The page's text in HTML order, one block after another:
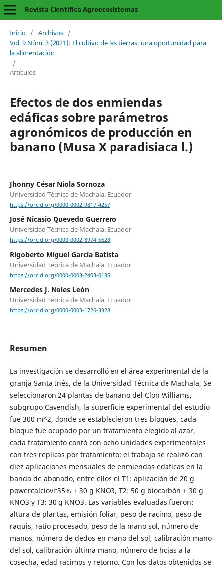
Revista Científica Agroecosistemas
Inicio / Archivos /
Vol. 9 Núm. 3 (2021): El cultivo de las tierras: una oportunidad para
la alimentación
/
Artículos
Efectos de dos enmiendas
edáficas sobre parámetros
agronómicos de producción en
banano (Musa X paradisiaca l.)
Jhonny César Niola Sornoza
Universidad Técnica de Machala. Ecuador
https://orcid.org/0000-0002-9817-4257
José Nicasio Quevedo Guerrero
Universidad Técnica de Machala. Ecuador
https://orcid.org/0000-0002-8974-5628
Rigoberto Miguel García Batista
Universidad Técnica de Machala. Ecuador
https://orcid.org/0000-0003-2403-0135
Mercedes J. Noles León
Universidad Técnica de Machala. Ecuador
https://orcid.org/0000-0003-1726-3328
Resumen
La investigación se desarrolló en el área experimental de la
granja Santa Inés, de la Universidad Técnica de Machala, Se
seleccionaron 24 plantas de banano del Clon Williams,
subgrupo Cavendish, la superficie experimental del estudio
fue 300 m^2, donde se establecieron tres bloques, cada
bloque fue ocupado por un tratamiento elegido al azar,
cada tratamiento contó con ocho unidades experimentales
con tres replicas por tratamiento; el trabajo se realizó con
diez aplicaciones mensuales de enmiendas edáficas en la
banda de abonado, entre ellos el T1: aplicación de 20 g
powercalciovit35% + 30 g KNO3, T2: 50 g biocarbón + 30 g
KNO3 y T3: 30 g KNO3. Las variables evaluadas fueron:
altura de plantas, emisión foliar, peso de racimo, peso de
raquis, ratio procesado, peso de la mano sol, número de
manos, número de dedos en mano del sol, calibración mano
del sol, calibración última mano, número de hojas a la
cosecha, edad racimos y retorno. Con los datos obtenidos se